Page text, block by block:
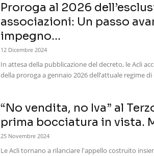
Proroga al 2026
associazioni: Un passo
impegno...
12 Dicembre 2024
In attesa della pubblicazione del decreto, le Acli
della proroga a gennaio 2026 dell’attuale regime di
“No vendita, no Iva” al
prima bocciatura in vista.
25 Novembre 2024
Le Acli tornano a rilanciare l'appello costruito